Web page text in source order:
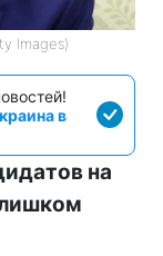
Images)
в
на